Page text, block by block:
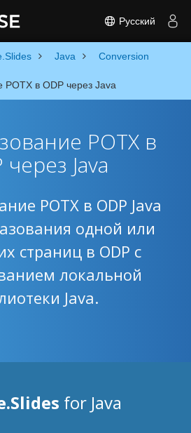
Русский
Java Conversion
POTX в ODP через Java
POTX в
через Java
POTX в ODP Java
одной или
страниц в ODP с
локальной
Java.
for Java